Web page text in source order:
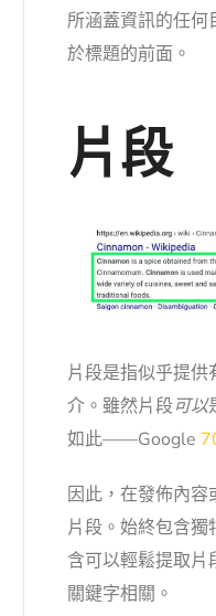
所涵蓋資訊的任何
於標題的前面。
片段
片段是指似乎提供
介。雖然片段可以
如此——Google
因此，在發佈內
片段。始終包含
含可以輕鬆提取片
關鍵字相關。